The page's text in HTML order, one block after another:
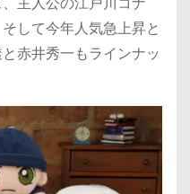
して今年人気急上昇と
赤井秀一もラインナッ